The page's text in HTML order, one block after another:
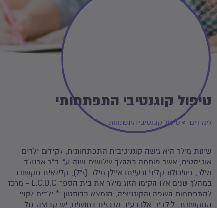
טיפול קוגנטיבי התפתחותי
לימודים טיפול קוגנטיבי התפתחותי
שיטת מילר היא גישה קוגניטיבית התפתחותית, לקידום ילדים
אוטיסטים, אשר פותחה במהלך שלושים שנה ע"י ד"ר ארנולד
מילר, פסיכולוג קליני ורעייתו איילן מילר (ז"ל), קלינאית תקשורת.
במהלך שנים אלו הקימו הזוג מילר את בית הספר L.C.D.C - מרכז
להתפתחות השפה והקוגניציה, הנמצא בבוסטון. * ילדים לקויי
התקשורת: לילדים אלו בעיה מרכזית בחושים, יש קבוצה של